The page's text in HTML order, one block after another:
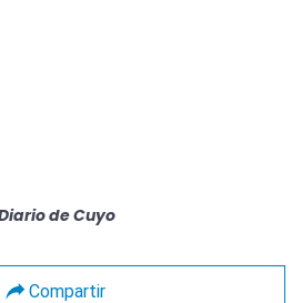
de Cuyo
Compartir